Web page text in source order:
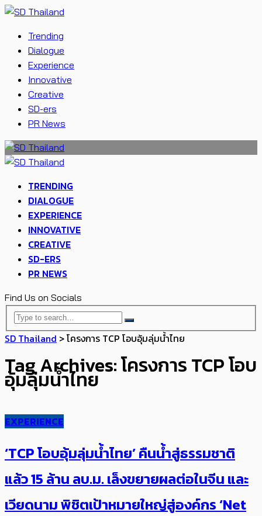
Trending
Dialogue
Experience
Innovative
Creative
SD-ers
PR News
TRENDING
DIALOGUE
EXPERIENCE
INNOVATIVE
CREATIVE
SD-ERS
PR NEWS
Find Us on Socials
SD Thailand >โครงการ​ TCP โอบอุ้มลุ่มน้ำไทย
Tag Archives: โครงการ​ TCP โอบ
อุ้มลุ่มน้ำไทย
EXPERIENCE
‘TCP โอบอุ้มลุ่มน้ำไทย’ คืนน้ำสู่ธรรมชาติ
แล้ว 15 ล้าน ลบ.ม. เล็งขยายผลต่อในจีน และ
เวียดนาม พิชิตเป้าหมายใหญ่​สู่องค์กร ‘Net